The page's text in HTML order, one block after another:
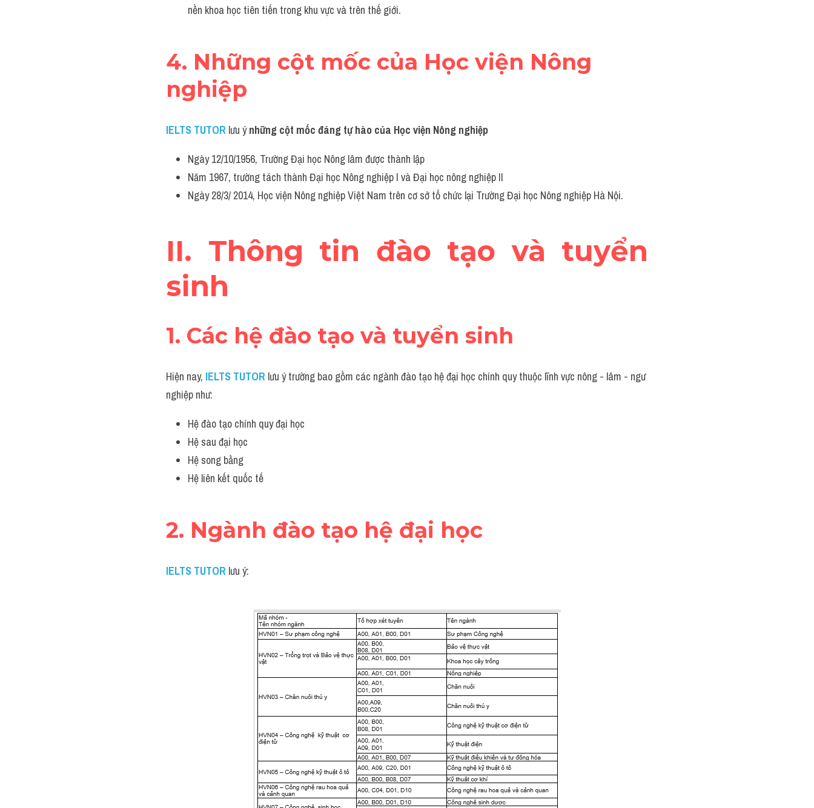
nền khoa học tiên tiến trong khu vực và trên thế giới.
4. Những cột mốc của Học viện Nông
nghiệp
IELTS TUTOR lưu ý những cột mốc đáng tự hào của Học viện Nông nghiệp
Ngày 12/10/1956, Trường Đại học Nông lâm được thành lập
Năm 1967, trường tách thành Đại học Nông nghiệp I và Đại học nông nghiệp II
Ngày 28/3/ 2014, Học viện Nông nghiệp Việt Nam trên cơ sở tổ chức lại Trường Đại học Nông nghiệp Hà Nội.
II. Thông tin đào tạo và tuyển
sinh
1. Các hệ đào tạo và tuyển sinh
Hiện nay, IELTS TUTOR lưu ý trường bao gồm các ngành đào tạo hệ đại học chính quy thuộc lĩnh vực nông - lâm - ngư
nghiệp như:
Hệ đào tạo chính quy đại học
Hệ sau đại học
Hệ song bằng
Hệ liên kết quốc tế
2. Ngành đào tạo hệ đại học
IELTS TUTOR lưu ý: